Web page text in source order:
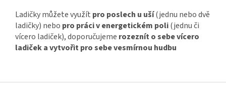
Ladičky můžete využít pro poslech u uší(jednu nebo dvě
ladičky) nebo pro práci v energetickém poli(jednu či
vícero ladiček), doporučujeme rozeznít o sebe vícero
ladiček a vytvořit pro sebe vesmírnou hudbu